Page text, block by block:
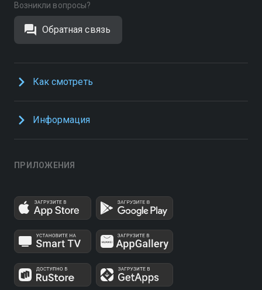
Возникли вопросы?
Обратная связь
Как смотреть
Информация
ПРИЛОЖЕНИЯ